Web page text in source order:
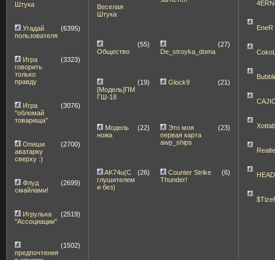
Штука
Угадай
пользователя
(6395)
Игра
говорить
только
правду
(3323)
Игра
"обломай
товарища"
(3076)
Опиши
аватарку
сверху :)
(2700)
Флуд
смайлами!
(2699)
Игрулька
"Ассоциации"
(2519)
предпочтения
(1502)
Веселая
Штука
Общество
(55)
De_stroyka_doma
(27)
[Модель]ПМ
ГШ-18
(19) Glock9 (21)
Модель
ножа
(22)
Это моя
первая карта
awp_ships
(23)
AK74u(С
глушителем
и без)
(26)
Counter Strike
Thunder!
(6)
EneR